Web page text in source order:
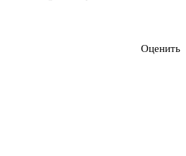
Оценить